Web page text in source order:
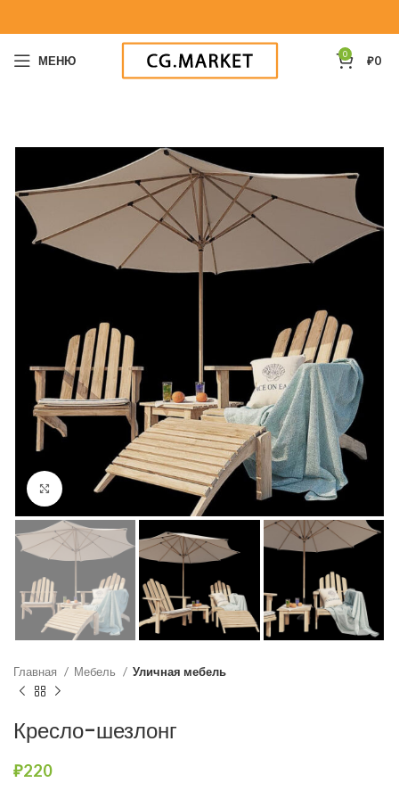
МЕНЮ 0 ₽0
Нажмите, чтобы увеличить
Главная Мебель Уличная мебель
Кресло-шезлонг
₽220